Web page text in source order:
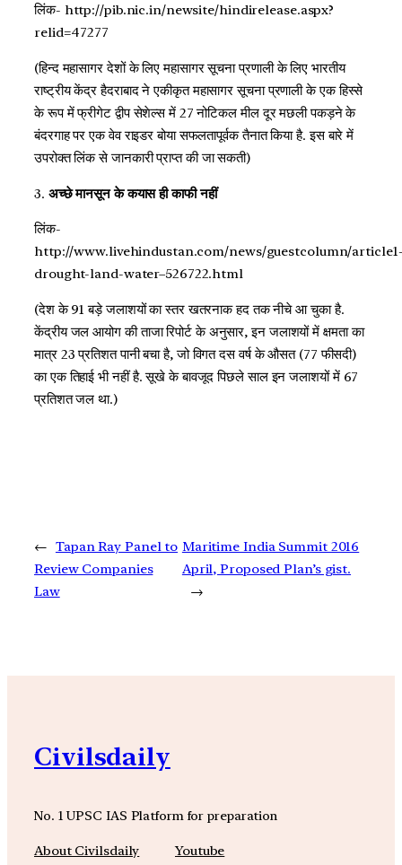
लिंक- http://pib.nic.in/newsite/hindirelease.aspx?
relid=47277
(हिन्द महासागर देशों के लिए महासागर सूचना प्रणाली के लिए भारतीय
राष्ट्रीय केंद्र हैदराबाद ने एकीकृत महासागर सूचना प्रणाली के एक हिस्से
के रूप में फ्रीगेट द्वीप सेशेल्स में 27 नोटिकल मील दूर मछली पकड़ने के
बंदरगाह पर एक वेव राइडर बोया सफलतापूर्वक तैनात किया है. इस बारे में
उपरोक्त लिंक से जानकारी प्राप्त की जा सकती)
3. अच्छे मानसून के कयास ही काफी नहीं
लिंक-
http://www.livehindustan.com/news/guestcolumn/
drought-land-water–526722.html
(देश के 91 बड़े जलाशयों का स्तर खतरनाक हद तक नीचे आ चुका है.
केंद्रीय जल आयोग की ताजा रिपोर्ट के अनुसार, इन जलाशयों में क्षमता का
मात्र 23 प्रतिशत पानी बचा है, जो विगत दस वर्ष के औसत (77 फीसदी)
का एक तिहाई भी नहीं है. सूखे के बावजूद पिछले साल इन जलाशयों में 67
प्रतिशत जल था.)
← Tapan Ray Panel to
Review Companies
Law
Maritime India Summit 2016
April, Proposed Plan’s gist.
→
Civilsdaily
No. 1 UPSC IAS Platform for preparation
About Civilsdaily
Youtube